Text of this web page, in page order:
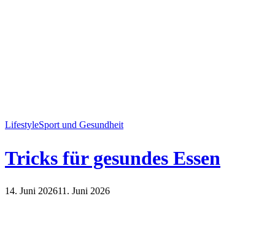
LifestyleSport und Gesundheit
Tricks für gesundes Essen
14. Juni 202611. Juni 2026